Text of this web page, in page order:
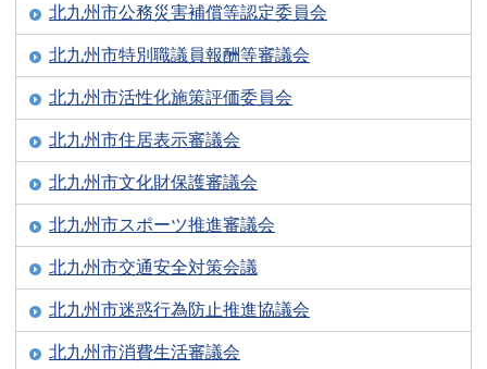
北九州市公務災害補償等認定委員会
北九州市特別職議員報酬等審議会
北九州市活性化施策評価委員会
北九州市住居表示審議会
北九州市文化財保護審議会
北九州市スポーツ推進審議会
北九州市交通安全対策会議
北九州市迷惑行為防止推進協議会
北九州市消費生活審議会